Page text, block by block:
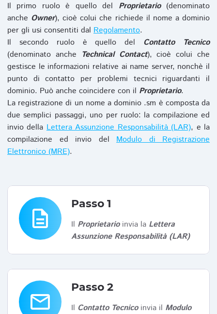
Il primo ruolo è quello del Proprietario(denominato
anche Owner), cioè colui che richiede il nome a dominio
per gli usi consentiti dal Regolamento.
Il secondo ruolo è quello del Contatto Tecnico
(denominato anche Technical Contact), cioè colui che
gestisce le informazioni relative ai name server, nonchè il
punto di contatto per problemi tecnici riguardanti il
dominio. Può anche coincidere con il Proprietario.
La registrazione di un nome a dominio .sm è composta da
due semplici passaggi, uno per ruolo: la compilazione ed
invio dellaLettera Assunzione Responsabilità (LAR), e la
compilazione ed invio del Modulo di Registrazione
Elettronico (MRE).
description
Passo 1
Il Proprietarioinvia la Lettera
Assunzione Responsabilità (LAR)
email
Passo 2
Il Contatto Tecnicoinvia il Modulo